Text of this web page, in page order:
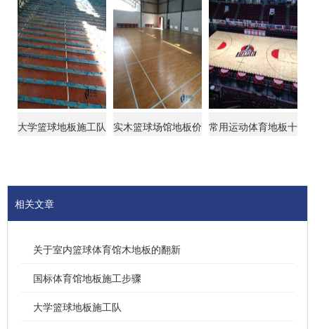
大学篮球地板施工队
实木篮球场馆地板价 常用运动体育地板十
相关文章
关于室内篮球体育馆木地板的翻新
国标体育馆地板施工步骤
大学篮球地板施工队